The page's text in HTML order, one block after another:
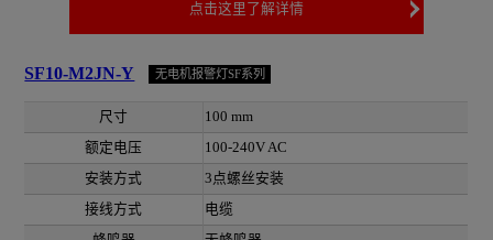
点击这里了解详情
SF10-M2JN-Y 无电机报警灯SF系列
尺寸
100 mm
额定电压
100-240V AC
安装方式
3点螺丝安装
接线方式
电缆